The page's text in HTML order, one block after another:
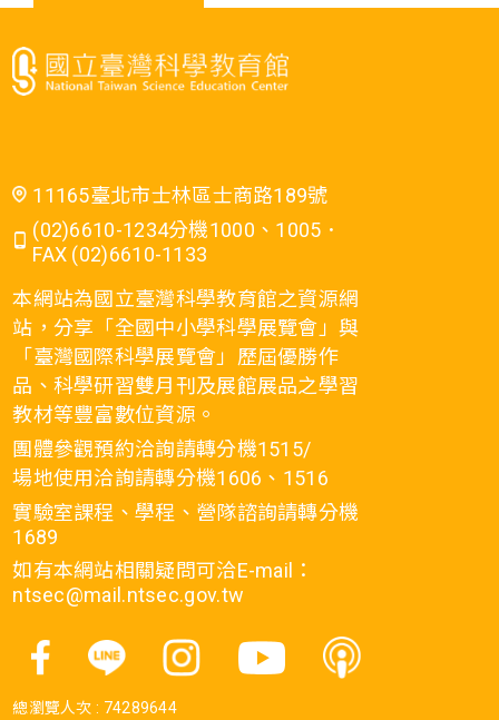
11165臺北市士林區士商路189號
(02)6610-1234分機1000、1005．
FAX (02)6610-1133
本網站為國立臺灣科學教育館之資源網
站，分享「全國中小學科學展覽會」與
「臺灣國際科學展覽會」歷屆優勝作
品、科學研習雙月刊及展館展品之學習
教材等豐富數位資源。
團體參觀預約洽詢請轉分機1515/
場地使用洽詢請轉分機1606、1516
實驗室課程、學程、營隊諮詢請轉分機
1689
如有本網站相關疑問可洽E-mail：
ntsec@mail.ntsec.gov.tw
總瀏覽人次 : 74289644